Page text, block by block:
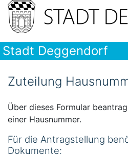
Stadt Deggendorf
Zuteilung
Über dieses Formular
einer Hausnummer.
Für die Antragstellung
Dokumente: